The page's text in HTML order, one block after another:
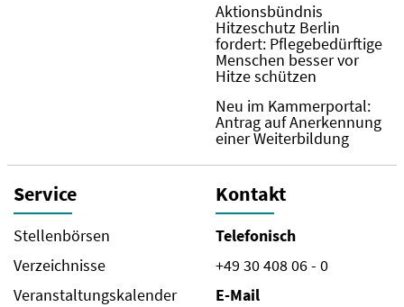
Aktionsbündnis
Hitzeschutz Berlin
fordert: Pflegebedürftige
Menschen besser vor
Hitze schützen
Neu im Kammerportal:
Antrag auf Anerkennung
einer Weiterbildung
Service
Stellenbörsen
Verzeichnisse
Veranstaltungskalender
Kontakt
Telefonisch
+49 30 408 06 - 0
E-Mail